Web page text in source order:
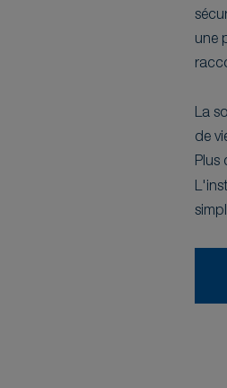
une
La
de
Plus